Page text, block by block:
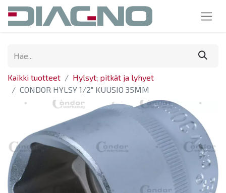
Kaikki tuotteet
Hylsyt; pitkät ja lyhyet
CONDOR HYLSY 1/2" KUUSIO 35MM